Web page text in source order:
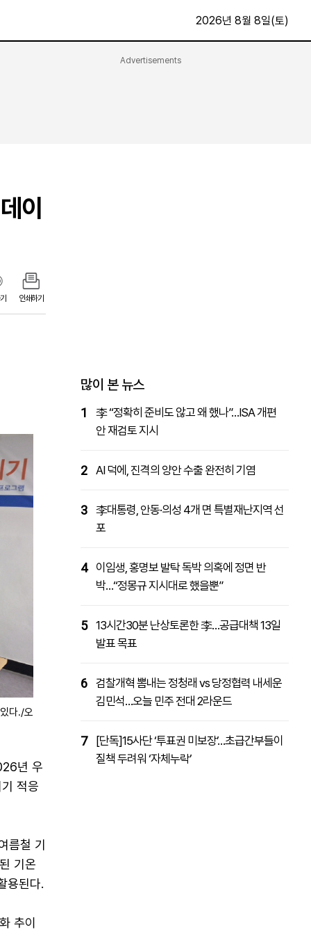
2026년 8월 8일(토)
Advertisements
이
인쇄하기
다./오
년 우
적응
름철 기
기온
용된다.
추이
많이 본 뉴스
1
李 “정확히 준비도 않고 왜 했나”…ISA 개편
안 재검토 지시
2 AI 덕에, 진격의 양안 수출 완전히 기염
3 李대통령, 안동·의성 4개 면 특별재난지역 선
포
4
이임생, 홍명보 발탁 독박 의혹에 정면 반
박…“정몽규 지시대로 했을뿐”
5 13시간30분 난상토론한 李…공급대책 13일
발표 목표
6 검찰개혁 뽐내는 정청래 vs 당정협력 내세운
김민석…오늘 민주 전대 2라운드
7
[단독]15사단 ‘투표권 미보장’…초급간부들이
질책 두려워 ‘자체누락’